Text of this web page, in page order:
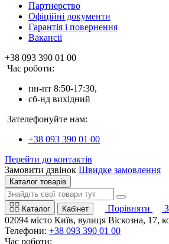
Партнерство
Офіційні документи
Гарантія і повернення
Вакансії
+38 093 390 01 00
Час роботи:
пн-пт 8:50-17:30,
сб-нд вихідний
Зателефонуйте нам:
+38 093 390 01 00
Перейти до контактів
Замовити дзвінок Швидке замовлення
Каталог товарів
Каталог Кабінет Порівняти
02094 місто Київ, вулиця Віскозна, 17,
Телефони: +38 093 390 01 00
Час роботи: